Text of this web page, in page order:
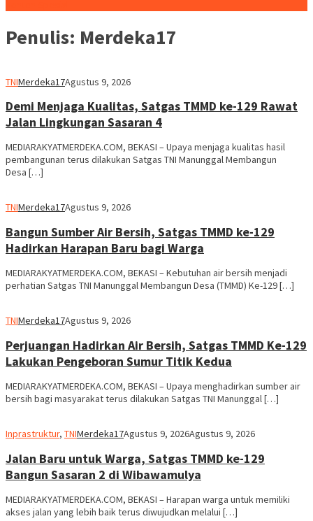
Penulis: Merdeka17
TNIMerdeka17Agustus 9, 2026
Demi Menjaga Kualitas, Satgas TMMD ke-129 Rawat
Jalan Lingkungan Sasaran 4
MEDIARAKYATMERDEKA.COM, BEKASI – Upaya menjaga kualitas hasil
pembangunan terus dilakukan Satgas TNI Manunggal Membangun
Desa […]
TNIMerdeka17Agustus 9, 2026
Bangun Sumber Air Bersih, Satgas TMMD ke-129
Hadirkan Harapan Baru bagi Warga
MEDIARAKYATMERDEKA.COM, BEKASI – Kebutuhan air bersih menjadi
perhatian Satgas TNI Manunggal Membangun Desa (TMMD) Ke-129 […]
TNIMerdeka17Agustus 9, 2026
Perjuangan Hadirkan Air Bersih, Satgas TMMD Ke-129
Lakukan Pengeboran Sumur Titik Kedua
MEDIARAKYATMERDEKA.COM, BEKASI – Upaya menghadirkan sumber air
bersih bagi masyarakat terus dilakukan Satgas TNI Manunggal […]
Inprastruktur, TNIMerdeka17Agustus 9, 2026Agustus 9, 2026
Jalan Baru untuk Warga, Satgas TMMD ke-129
Bangun Sasaran 2 di Wibawamulya
MEDIARAKYATMERDEKA.COM, BEKASI – Harapan warga untuk memiliki
akses jalan yang lebih baik terus diwujudkan melalui […]